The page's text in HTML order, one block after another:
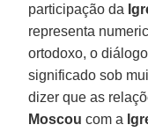
participação da
representa
ortodoxo, o
significado sob
dizer que as
Moscou com a